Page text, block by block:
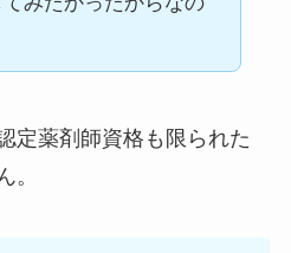
定薬剤師資格も限られた
。